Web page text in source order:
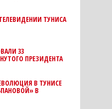
ТУНИСА
33
ПРЕЗИДЕНТА
В ТУНИСЕ
В